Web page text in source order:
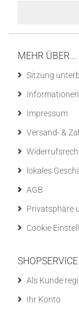
MEHR ÜBER...
Sitzung
Impressum
Versand- &
lokales
AGB
Privatsphäre
Cookie
SHOPSERVICE
Als Kunde
Ihr Konto